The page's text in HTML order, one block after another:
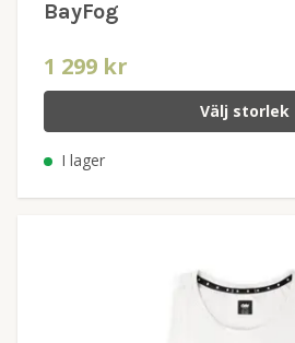
BayFog
1 299 kr
Välj storlek
I lager